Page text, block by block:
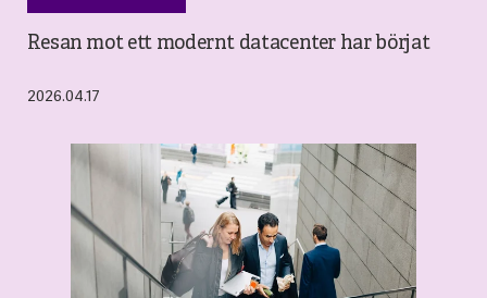
Resan mot ett modernt datacenter har börjat
2026.04.17